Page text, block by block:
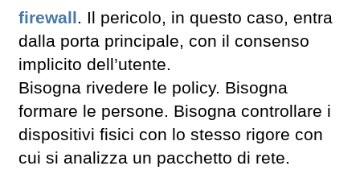
firewall. Il pericolo, in questo caso, entra
dalla porta principale, con il consenso
implicito dell’utente.
Bisogna rivedere le policy. Bisogna
formare le persone. Bisogna controllare i
dispositivi fisici con lo stesso rigore con
cui si analizza un pacchetto di rete.